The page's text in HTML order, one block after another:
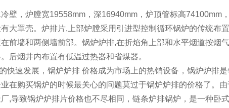
壁，炉膛宽19558mm，深16940mm，炉顶管标高74100mm
大罩壳。炉排片,上部炉膛采用引进型控制循环锅炉的传统布
前墙和两侧墙前部。锅炉炉排,在折焰角上部和水平烟道按烟
后烟井内布置有低温过热器和省煤器。
快速发展，锅炉炉排 价格成为市场上的热销设备，锅炉炉排
在购买锅炉的时候最关心的问题莫过于锅炉炉排的价格了。
,导致锅炉炉排片价格也不尽相同，链条炉排锅炉，是一种卧